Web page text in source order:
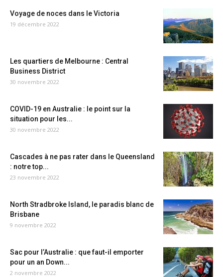
Voyage de noces dans le Victoria
19 décembre 2022
Les quartiers de Melbourne : Central
Business District
30 novembre 2022
COVID-19 en Australie : le point sur la
situation pour les...
30 novembre 2022
Cascades à ne pas rater dans le Queensland
: notre top...
23 novembre 2022
North Stradbroke Island, le paradis blanc de
Brisbane
9 novembre 2022
Sac pour l’Australie : que faut-il emporter
pour un an Down...
2 novembre 2022